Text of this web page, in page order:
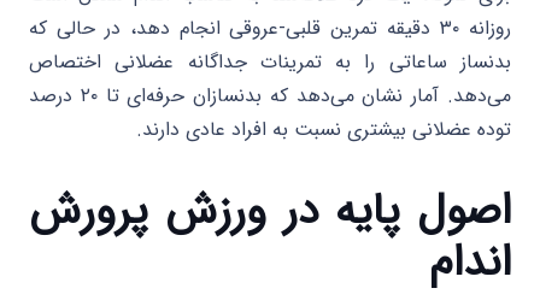
روزانه ۳۰ دقیقه تمرین قلبی-عروقی انجام دهد، در حالی که
بدنساز ساعاتی را به تمرینات جداگانه عضلانی اختصاص
می‌دهد. آمار نشان می‌دهد که بدنسازان حرفه‌ای تا ۲۰ درصد
توده عضلانی بیشتری نسبت به افراد عادی دارند.
اصول پایه در ورزش پرورش
اندام